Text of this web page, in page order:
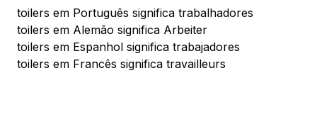
toilers em Português significa trabalhadores
toilers em Alemão significa Arbeiter
toilers em Espanhol significa trabajadores
toilers em Francês significa travailleurs